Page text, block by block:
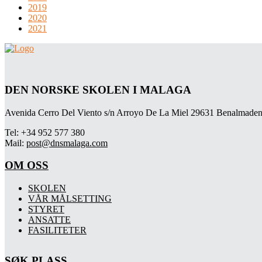
2019
2020
2021
DEN NORSKE SKOLEN I MALAGA
Avenida Cerro Del Viento s/n Arroyo De La Miel 29631
Tel: +34 952 577 380
Mail: post@dnsmalaga.com
OM OSS
SKOLEN
VÅR MÅLSETTING
STYRET
ANSATTE
FASILITETER